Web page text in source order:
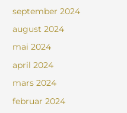
september 2024
august 2024
mai 2024
april 2024
mars 2024
februar 2024